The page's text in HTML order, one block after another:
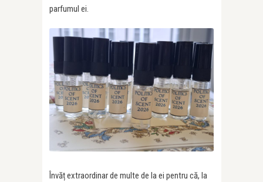
parfumul ei.
Învăț extraordinar de multe de la ei pentru că, la